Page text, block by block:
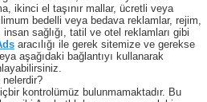
ikinci el taşınır mallar, ücretli veya
bedelli veya bedava reklamlar, rejim,
sağlığı, tatil ve otel reklamları gibi
aracılığı ile gerek sitemize ve gerekse
aşağıdaki bağlantıyı kullanarak
nelerdir?
kontrolümüz bulunmamaktadır. Bu